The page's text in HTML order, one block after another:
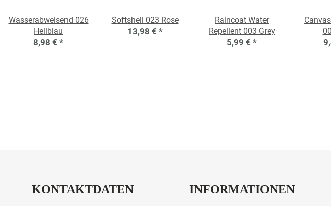
Wasserabweisend 026
Hellblau
8,98 € *
Softshell 023 Rose
13,98 € *
Raincoat Water
Repellent 003 Grey
5,99 € *
KONTAKTDATEN INFORMATIONEN